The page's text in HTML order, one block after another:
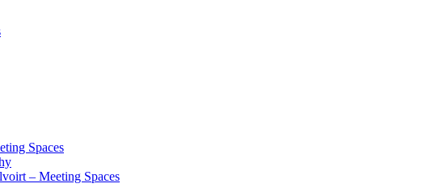
Spaces
– Meeting Spaces